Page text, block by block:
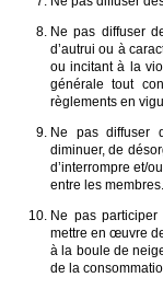
Ne pas diffuser
d’autrui ou à
ou incitant à la
générale tout
règlements en
Ne pas diffuser
diminuer, de
d’interrompre et/
entre les membres.
Ne pas
mettre en œuvre
à la boule de
de la